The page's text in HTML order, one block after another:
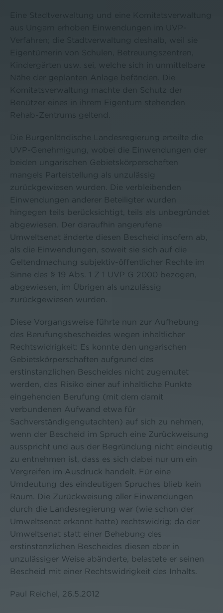
Komitatsverwaltung machte den Schutz der
Benützer eines in ihrem Eigentum stehenden
Rehab-Zentrums geltend.
Die Burgenländische Landesregierung erteilte die
UVP-Genehmigung, wobei die Einwendungen der
beiden ungarischen Gebietskörperschaften
mangels Parteistellung als unzulässig
zurückgewiesen wurden. Die verbleibenden
Einwendungen anderer Beteiligter wurden
hingegen teils berücksichtigt, teils als unbegründet
abgewiesen. Der daraufhin angerufene
Umweltsenat änderte diesen Bescheid insofern ab,
als die Einwendungen, soweit sie sich auf die
Geltendmachung subjektiv-öffentlicher Rechte im
Sinne des § 19 Abs. 1 Z 1 UVP G 2000 bezogen,
abgewiesen, im Übrigen als unzulässig
zurückgewiesen wurden.
Diese Vorgangsweise führte nun zur Aufhebung
des Berufungsbescheides wegen inhaltlicher
Rechtswidrigkeit: Es konnte den ungarischen
Gebietskörperschaften aufgrund des
erstinstanzlichen Bescheides nicht zugemutet
werden, das Risiko einer auf inhaltliche Punkte
eingehenden Berufung (mit dem damit
verbundenen Aufwand etwa für
Sachverständigengutachten) auf sich zu nehmen,
wenn der Bescheid im Spruch eine Zurückweisung
ausspricht und aus der Begründung nicht eindeutig
zu entnehmen ist, dass es sich dabei nur um ein
Vergreifen im Ausdruck handelt. Für eine
Umdeutung des eindeutigen Spruches blieb kein
Raum. Die Zurückweisung aller Einwendungen
durch die Landesregierung war (wie schon der
Umweltsenat erkannt hatte) rechtswidrig; da der
Umweltsenat statt einer Behebung des
erstinstanzlichen Bescheides diesen aber in
unzulässiger Weise abänderte, belastete er seinen
Bescheid mit einer Rechtswidrigkeit des Inhalts.
Paul Reichel, 26.5.2012